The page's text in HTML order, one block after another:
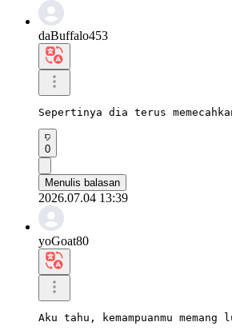
daBuffalo453
Sepertinya dia terus
0
Menulis balasan
2026.07.04 13:39
yoGoat80
Aku tahu, kemampuanmu